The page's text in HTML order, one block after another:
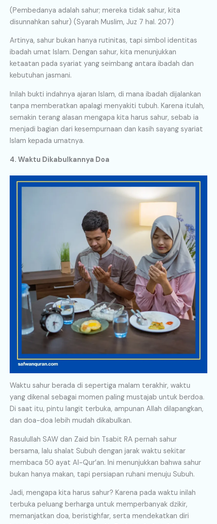
(Pembedanya adalah sahur; mereka tidak sahur, kita
disunnahkan sahur) (Syarah Muslim, Juz 7 hal. 207)
Artinya, sahur bukan hanya rutinitas, tapi simbol identitas
ibadah umat Islam. Dengan sahur, kita menunjukkan
ketaatan pada syariat yang seimbang antara ibadah dan
kebutuhan jasmani.
Inilah bukti indahnya ajaran Islam, di mana ibadah dijalankan
tanpa memberatkan apalagi menyakiti tubuh. Karena itulah,
semakin terang alasan mengapa kita harus sahur, sebab ia
menjadi bagian dari kesempurnaan dan kasih sayang syariat
Islam kepada umatnya.
4. Waktu Dikabulkannya Doa
Waktu sahur berada di sepertiga malam terakhir, waktu
yang dikenal sebagai momen paling mustajab untuk berdoa.
Di saat itu, pintu langit terbuka, ampunan Allah dilapangkan,
dan doa-doa lebih mudah dikabulkan.
Rasulullah SAW dan Zaid bin Tsabit RA pernah sahur
bersama, lalu shalat Subuh dengan jarak waktu sekitar
membaca 50 ayat Al-Qur’an. Ini menunjukkan bahwa sahur
bukan hanya makan, tapi persiapan ruhani menuju Subuh.
Jadi, mengapa kita harus sahur? Karena pada waktu inilah
terbuka peluang berharga untuk memperbanyak dzikir,
memanjatkan doa, beristighfar, serta mendekatkan diri